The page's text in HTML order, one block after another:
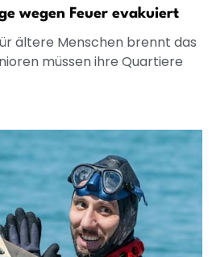
wegen Feuer evakuiert
ältere Menschen brennt das
müssen ihre Quartiere